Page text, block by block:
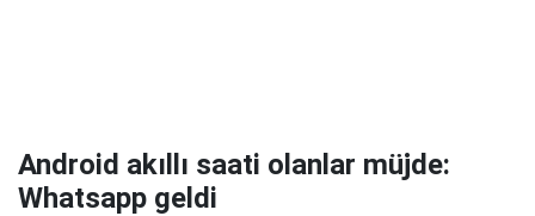
Android akıllı saati olanlar müjde:
Whatsapp geldi